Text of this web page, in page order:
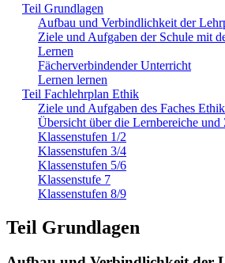
Teil Grundlagen
Aufbau und Verbindlichkeit der
Ziele und Aufgaben der Schule mit
Lernen
Fächerverbindender Unterricht
Lernen lernen
Teil Fachlehrplan Ethik
Ziele und Aufgaben des Faches Ethik
Übersicht über die Lernbereiche
Klassenstufen 1/2
Klassenstufen 3/4
Klassenstufen 5/6
Klassenstufe 7
Klassenstufen 8/9
Teil Grundlagen